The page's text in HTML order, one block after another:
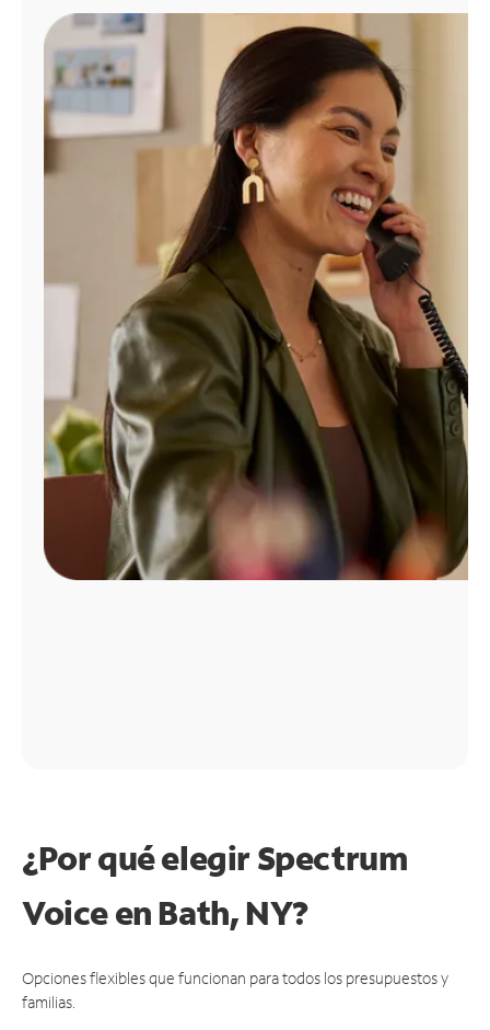
Administrar
cuenta
Encuentra
tienda
¿Por qué elegir Spectrum
Voice en Bath, NY?
Opciones flexibles que funcionan para todos los presupuestos y
familias.